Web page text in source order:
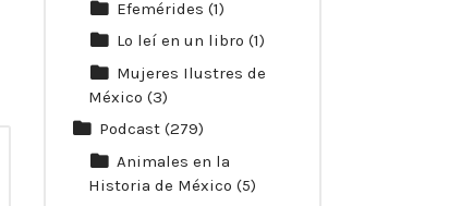
Efemérides (1)
Lo leí en un libro (1)
Mujeres Ilustres de
México (3)
Podcast(279)
Animales en la
Historia de México (5)